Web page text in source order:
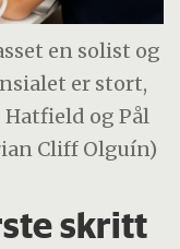
en solist og
er stort,
og Pål
Cliff Olguín)
skritt